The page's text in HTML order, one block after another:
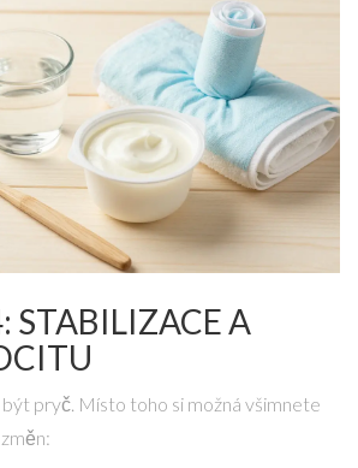
STABILIZACE A
pryč. Místo toho si možná všimnete